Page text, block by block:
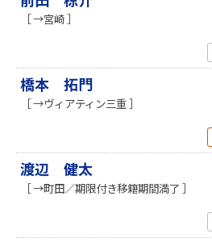
［ →宮崎 ］
橋本 拓門
［ →ヴィアティン三重 ］
渡辺 健太
［ →町田／期限付き移籍期間満了 ］